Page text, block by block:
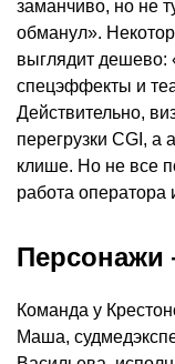
заманчиво, но не
обманул».
выглядит
спецэффекты и
Действительно,
перегрузки CGI, а
клише. Но не все
работа оператора
Персонажи
Команда у
Маша,